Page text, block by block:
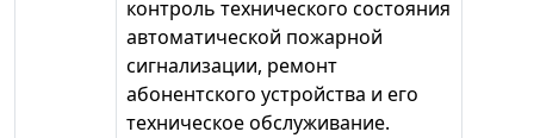
контроль технического состояния
автоматической пожарной
сигнализации, ремонт
абонентского устройства и его
техническое обслуживание.